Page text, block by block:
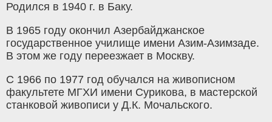
Родился в 1940 г. в Баку.
В 1965 году окончил Азербайджанское
государственное училище имени Азим-Азимзаде.
В этом же году переезжает в Москву.
С 1966 по 1977 год обучался на живописном
факультете МГХИ имени Сурикова, в мастерской
станковой живописи у Д.К. Мочальского.